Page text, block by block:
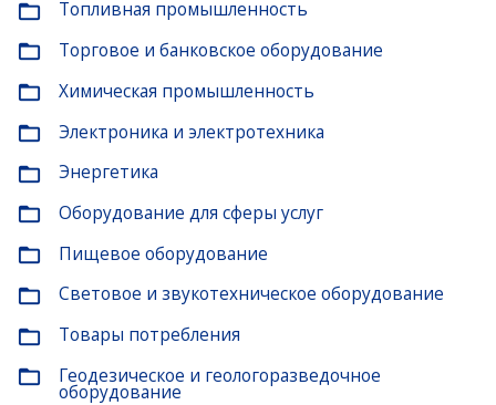
folder_open Топливная промышленность
folder_open Торговое и банковское оборудование
folder_open Химическая промышленность
folder_open Электроника и электротехника
folder_open Энергетика
folder_open Оборудование для сферы услуг
folder_open Пищевое оборудование
folder_open Световое и звукотехническое оборудование
folder_open Товары потребления
folder_open Геодезическое и геологоразведочное
оборудование